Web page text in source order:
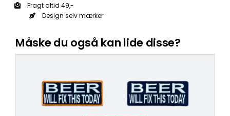
Fragt altid 49,-
Design selv mærker
Måske du også kan lide disse?